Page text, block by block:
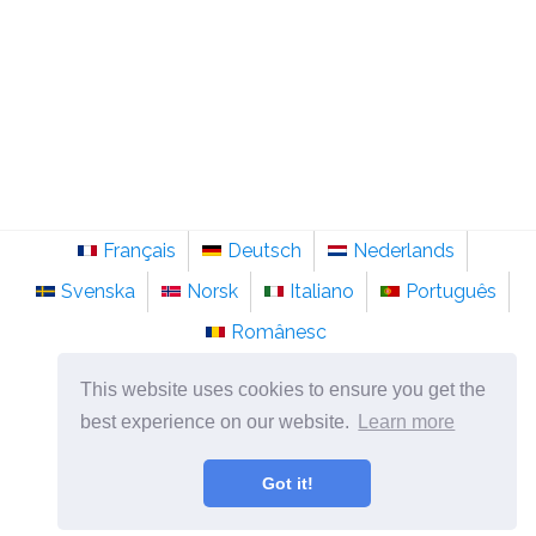
This website uses cookies to ensure you get the
best experience on our website.
Learn more
Got it!
Français Deutsch
Nederlands
Svenska
Norsk Italiano
Português
Românesc
©2026nl.sainte-anastasie.org
Psychologie, filosofie en denken over het leven.